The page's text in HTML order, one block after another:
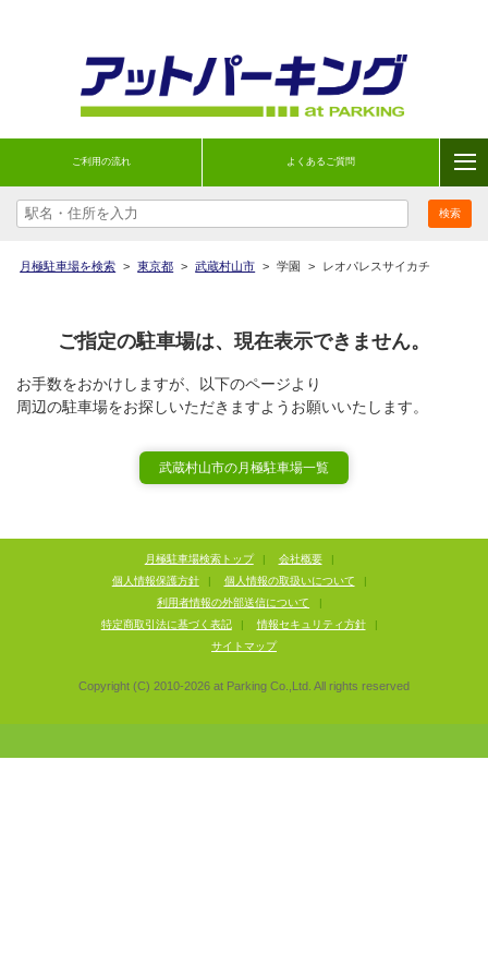
ご利用の流れ よくあるご質問
月極駐車場を検索 > 東京都 > 武蔵村山市 > 学園 > レオパレスサイカチ
ご指定の駐車場は、現在表示できません。
お手数をおかけしますが、以下のページより
周辺の駐車場をお探しいただきますようお願いいたします。
武蔵村山市の月極駐車場一覧
月極駐車場検索トップ | 会社概要
|
個人情報保護方針
| 個人情報の取扱いについて
|
利用者情報の外部送信について
|
特定商取引法に基づく表記
| 情報セキュリティ方針
|
サイトマップ
Copyright (C) 2010-2026 at Parking Co.,Ltd. All rights reserved